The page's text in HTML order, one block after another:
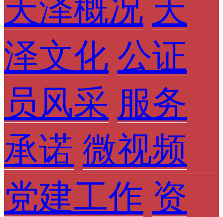
天泽概况 天
泽文化 公证
员风采 服务
承诺 微视频
党建工作 资